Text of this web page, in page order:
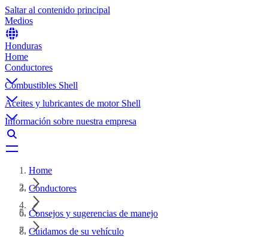
Saltar al contenido principal
Medios
Honduras
Home
Conductores
Combustibles Shell
Aceites y lubricantes de motor Shell
Información sobre nuestra empresa
Home
Conductores
Consejos y sugerencias de manejo
Cuidamos de su vehículo